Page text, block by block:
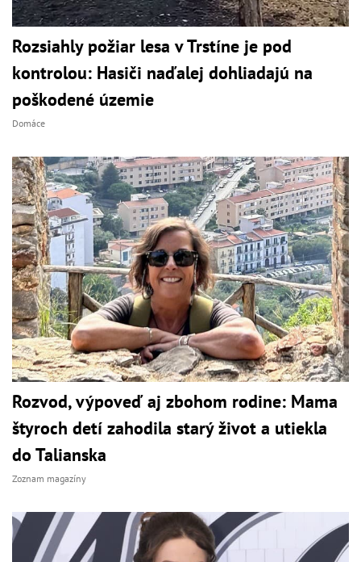
Rozsiahly požiar lesa v Trstíne je pod
kontrolou: Hasiči naďalej dohliadajú na
poškodené územie
Domáce
Rozvod, výpoveď aj zbohom rodine: Mama
štyroch detí zahodila starý život a utiekla
do Talianska
Zoznam magazíny